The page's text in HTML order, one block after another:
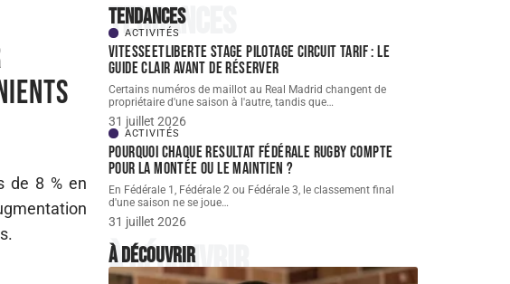
de 8 % en
Tendances
Tendances
ACTIVITÉS
Vitesseetliberte stage pilotage circuit tarif : le
guide clair avant de réserver
Certains numéros de maillot au Real Madrid changent de
propriétaire d'une saison à l'autre, tandis que…
31 juillet 2026
ACTIVITÉS
Pourquoi chaque resultat Fédérale Rugby compte
pour la montée ou le maintien ?
En Fédérale 1, Fédérale 2 ou Fédérale 3, le classement final
d'une saison ne se joue…
31 juillet 2026
À découvrir
À découvrir